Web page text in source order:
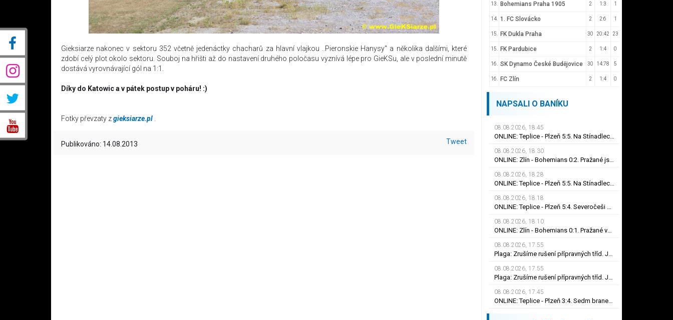
Gieksiarze nakonec v sektoru 352 včetně jedenáctky chacharů za hlavní vlajkou ..Pieronskie Hanysy" a několika dalšími, které
zdobí celý plot okolo sektoru. Souboj na hřišti až do nastavení druhého poločasu vyznívá lépe pro GieKSu, ale v poslední minutě
dostává vyrovnávající gól na 1:1.
Díky do Katowic a v pátek postup v poháru! :)
Fotky převzaty zgieksiarze.pl
Publikováno: 14.08.2013 Tweet
13. Bohemians Praha 1905 2 1:3 1
14. 1. FC Slovácko 2 2:6 1
15. FK Dukla Praha 30 20:42 23
15. FK Pardubice 2 1:4 0
16. SK Dynamo České Budějovice 30 14:78 5
16. FC Zlín 2 1:4 0
NAPSALI O BANÍKU
08.08.2026, 18.45
ONLINE: Teplice - Plzeň 5:5. Na Stínadlech je znovu srovnáno! Krčík obdržel červenou kartu
08.08.2026, 18.30
ONLINE: Zlín - Bohemians 0:2. Pražané jsou blízko první výhře! Z penalty zvýšil Čermák
08.08.2026, 18.28
ONLINE: Teplice - Plzeň 5:5. Na Stínadlech je znovu srovnáno! Višinský vrací Viktorii do hry
08.08.2026, 18.18
ONLINE: Teplice - Plzeň 5:4. Severočeši otáčejí skóre! Zpoza vápna se prosadil Fortelný
08.08.2026, 18.10
ONLINE: Zlín - Bohemians 0:1. Pražané vedou. Mirvald zaznamenal premiérovou trefu v lize
08.08.2026, 17.55
Plaga: Zrušíme rušení přípravných tříd. Jak v Pyšné princezně, žasnou učitelé
08.08.2026, 17.55
Plaga: Zrušíme rušení přípravných tříd. Jak v Pyšné princezně, žasnou učitelé
08.08.2026, 17.45
ONLINE: Teplice - Plzeň 3:4. Sedm branek v prvním poločase je vyrovnaný rekord české ligy